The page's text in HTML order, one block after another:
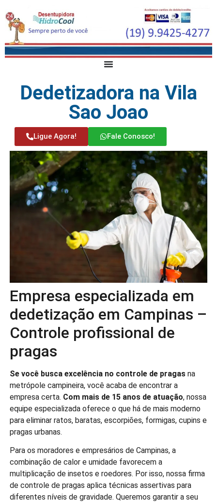
Dedetizadora na Vila
Sao Joao
Ligue Agora! Fale Conosco!
Empresa especializada em
dedetização em Campinas –
Controle profissional de
pragas
Se você busca excelência no controle de pragas na
metrópole campineira, você acaba de encontrar a
empresa certa. Com mais de 15 anos de atuação, nossa
equipe especializada oferece o que há de mais moderno
para eliminar ratos, baratas, escorpiões, formigas, cupins e
pragas urbanas.
Para os moradores e empresários de Campinas, a
combinação de calor e umidade favorecem a
multiplicação de insetos e roedores. Por isso, nossa firma
de controle de pragas aplica técnicas assertivas para
diferentes níveis de gravidade. Queremos garantir a seu